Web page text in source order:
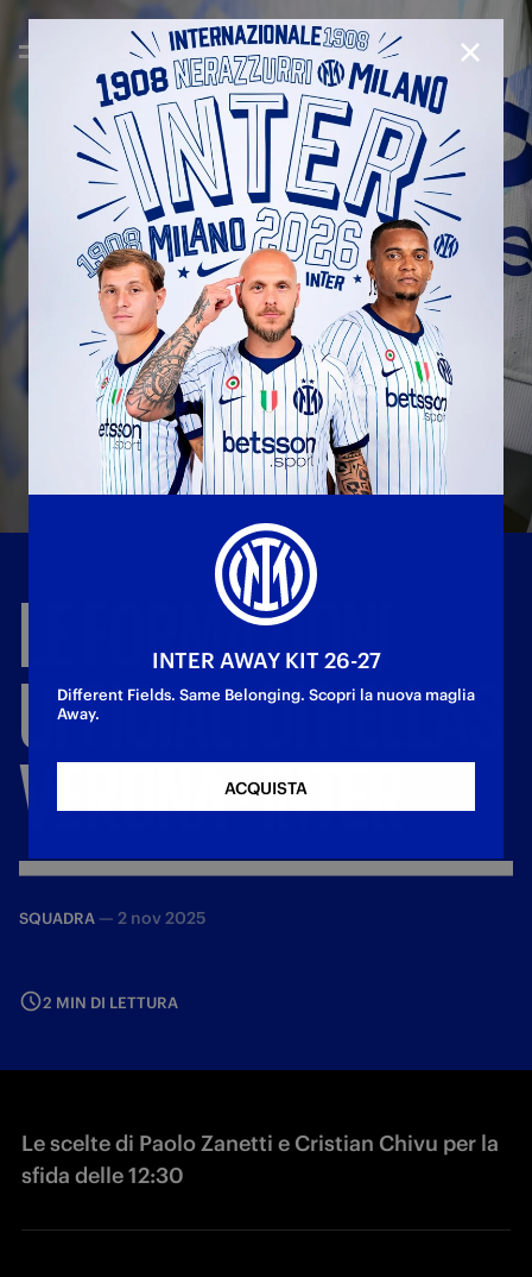
LE
FORMAZIONI
UFFICIALIDIHELLAS
VERONA-INTER
SQUADRA — 2 nov 2025
2 MIN DI LETTURA
Le scelte di Paolo Zanetti e Cristian Chivu per la
sfida delle 12:30
INTER AWAY KIT 26-27
Different Fields. Same Belonging. Scopri la nuova maglia
Away.
ACQUISTA